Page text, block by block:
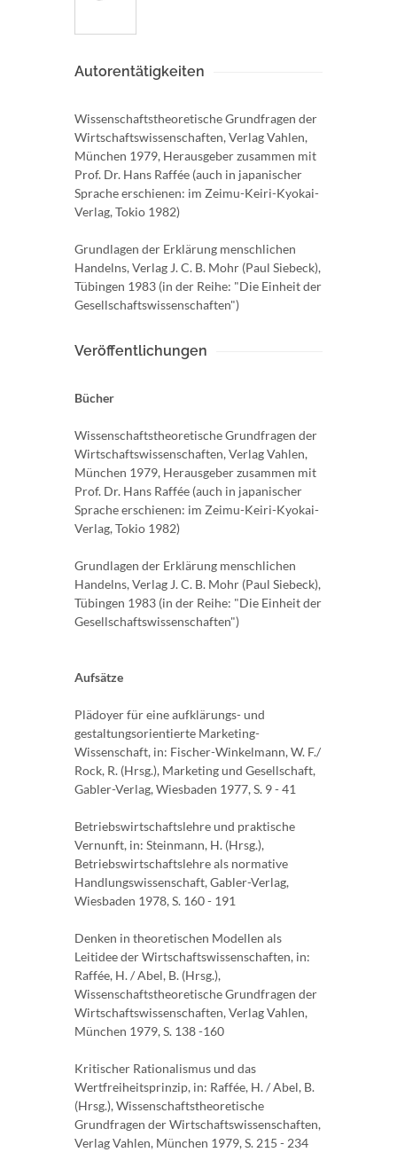
Autorentätigkeiten
Wissenschaftstheoretische Grundfragen der
Wirtschaftswissenschaften, Verlag Vahlen,
München 1979, Herausgeber zusammen mit
Prof. Dr. Hans Raffée (auch in japanischer
Sprache erschienen: im Zeimu-Keiri-Kyokai-
Verlag, Tokio 1982)
Grundlagen der Erklärung menschlichen
Handelns, Verlag J. C. B. Mohr (Paul Siebeck),
Tübingen 1983 (in der Reihe: "Die Einheit der
Gesellschaftswissenschaften")
Veröffentlichungen
Bücher
Wissenschaftstheoretische Grundfragen der
Wirtschaftswissenschaften, Verlag Vahlen,
München 1979, Herausgeber zusammen mit
Prof. Dr. Hans Raffée (auch in japanischer
Sprache erschienen: im Zeimu-Keiri-Kyokai-
Verlag, Tokio 1982)
Grundlagen der Erklärung menschlichen
Handelns, Verlag J. C. B. Mohr (Paul Siebeck),
Tübingen 1983 (in der Reihe: "Die Einheit der
Gesellschaftswissenschaften")
Aufsätze
Plädoyer für eine aufklärungs- und
gestaltungsorientierte Marketing-
Wissenschaft, in: Fischer-Winkelmann, W. F./
Rock, R. (Hrsg.), Marketing und Gesellschaft,
Gabler-Verlag, Wiesbaden 1977, S. 9 - 41
Betriebswirtschaftslehre und praktische
Vernunft, in: Steinmann, H. (Hrsg.),
Betriebswirtschaftslehre als normative
Handlungswissenschaft, Gabler-Verlag,
Wiesbaden 1978, S. 160 - 191
Denken in theoretischen Modellen als
Leitidee der Wirtschaftswissenschaften, in:
Raffée, H. / Abel, B. (Hrsg.),
Wissenschaftstheoretische Grundfragen der
Wirtschaftswissenschaften, Verlag Vahlen,
München 1979, S. 138 -160
Kritischer Rationalismus und das
Wertfreiheitsprinzip, in: Raffée, H. / Abel, B.
(Hrsg.), Wissenschaftstheoretische
Grundfragen der Wirtschaftswissenschaften,
Verlag Vahlen, München 1979, S. 215 - 234